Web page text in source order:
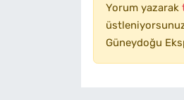
Yorum yazarak
Güneydoğu